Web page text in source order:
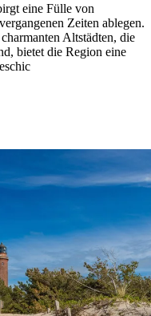
eine Fülle von
Zeiten ablegen.
Altstädten, die
bietet die Region eine